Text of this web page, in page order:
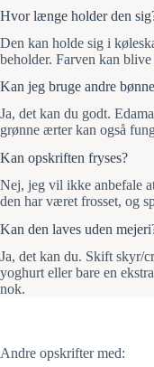
Hvor længe holder den
Den kan holde sig i
beholder. Farven kan
Kan jeg bruge andre
Ja, det kan du godt.
grønne ærter kan også
Kan opskriften fryses?
Nej, jeg vil ikke anbefale
den har været frosset, og
Kan den laves uden
Ja, det kan du. Skift skyr/
yoghurt eller bare en
nok.
Andre opskrifter med: